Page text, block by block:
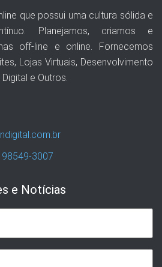
que possui uma cultura sólida e
Planejamos, criamos e
off-line e online. Fornecemos
Lojas Virtuais, Desenvolvimento
e Outros.
3007
e Notícias